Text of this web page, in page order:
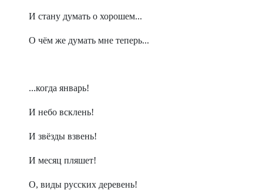
И стану думать о хорошем...
О чём же думать мне теперь...
...когда январь!
И небо всклень!
И звёзды взвень!
И месяц пляшет!
О, виды русских деревень!